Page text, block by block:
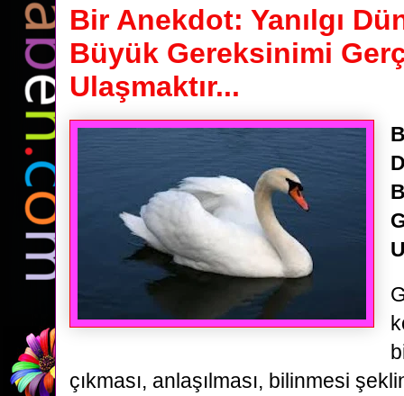
Bir Anekdot: Yanılgı
Büyük Gereksinimi
Ulaşmaktır...
çıkması, anlaşılması, bilinmesi